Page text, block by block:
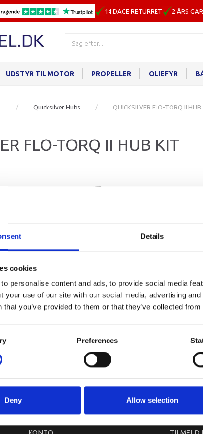
Details
cookies
personalise content and ads, to provide social media
your use of our site with our social media, advertising
that you’ve provided to them or that they’ve collected
Preferences
Deny Allow selection
14 DAGE RETURRET 2 ÅRS
UDSTYR TIL MOTOR PROPELLER OLIEFYR
Quicksilver Hubs QUICKSILVER FLO-TORQ II HUB
FLO-TORQ II HUB KIT
i markedet. Derfor kan der i enkelte tilfælde være
KONTO TILMELD